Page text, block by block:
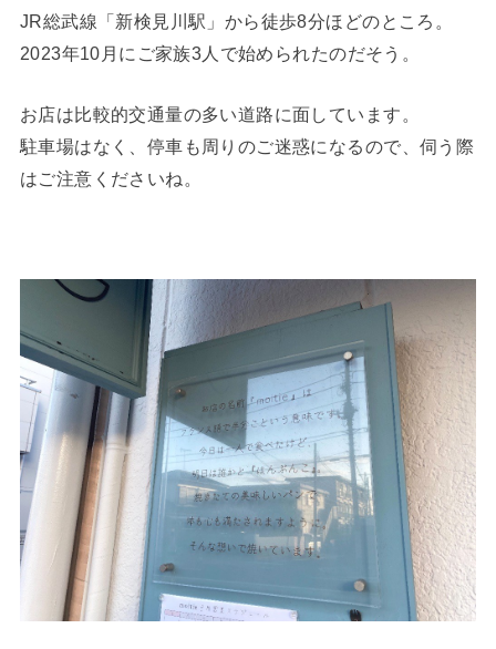
JR総武線「新検見川駅」から徒歩8分ほどのところ。
2023年10月にご家族3人で始められたのだそう。
お店は比較的交通量の多い道路に面しています。
駐車場はなく、停車も周りのご迷惑になるので、伺う際
はご注意くださいね。